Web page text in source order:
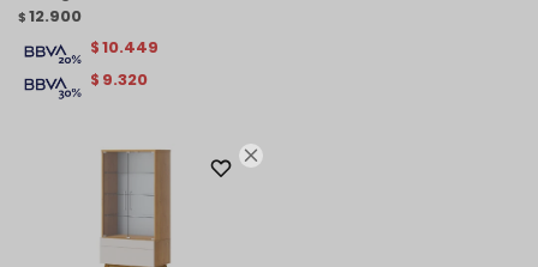

$ 12.900
$ 9.320
$10.449